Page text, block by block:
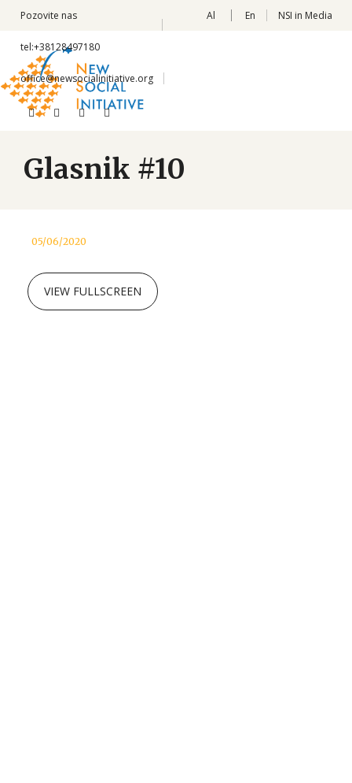
Pozovite nas
tel:+38128497180
office@newsocialinitiative.org
Al En NSI in Media
Glasnik #10
05/06/2020
VIEW FULLSCREEN